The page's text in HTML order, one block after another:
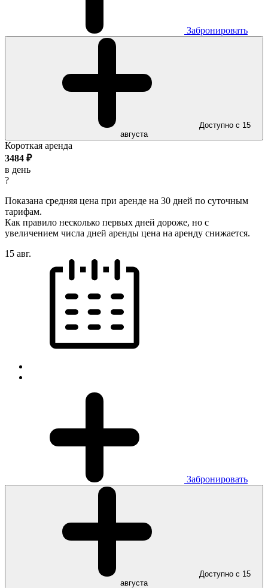
Забронировать
Доступно с 15
августа
Короткая аренда
3484 ₽
в день
?
Показана средняя цена при аренде на 30 дней по суточным
тарифам.
Как правило несколько первых дней дороже, но с
увеличением числа дней аренды цена на аренду снижается.
15 авг.
Забронировать
Доступно с 15
августа